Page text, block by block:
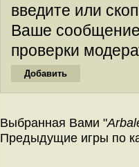
введите или
Ваше
проверки
Выбранная Вами "
Предыдущие игры по